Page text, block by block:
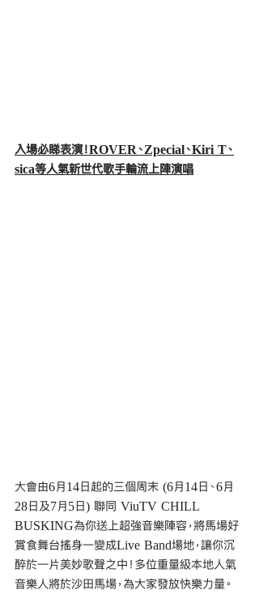
入場必睇表演！ROVER、Zpecial、Kiri T、
sica等人氣新世代歌手輪流上陣演唱
大會由6月14日起的三個周末 (6月14日、6月
28日及7月5日) 聯同 ViuTV CHILL
BUSKING為你送上超強音樂陣容，將馬場好
賞食舞台搖身一變成Live Band場地，讓你沉
醉於一片美妙歌聲之中！多位重量級本地人氣
音樂人將於沙田馬場，為大家發放快樂力量。